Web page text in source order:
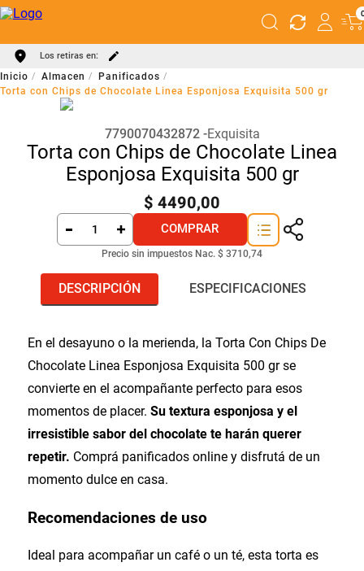
Los retiras en:
Almacen
Panificados
Torta con Chips de Chocolate Linea Esponjosa Exquisita 500 gr
7790070432872 Exquisita
Torta con Chips de Chocolate Linea
Esponjosa Exquisita 500 gr
$ 4490,00
COMPRAR
Precio sin impuestos Nac. $ 3710,74
DESCRIPCIÓN ESPECIFICACIONES
En el desayuno o la merienda, la Torta Con Chips De
Chocolate Linea Esponjosa Exquisita 500 gr se
convierte en el acompañante perfecto para esos
momentos de placer. Su textura esponjosa y el
irresistible sabor del chocolate te harán querer
repetir. Comprá panificados online y disfrutá de un
momento dulce en casa.
Recomendaciones de uso
Ideal para acompañar un café o un té, esta torta es